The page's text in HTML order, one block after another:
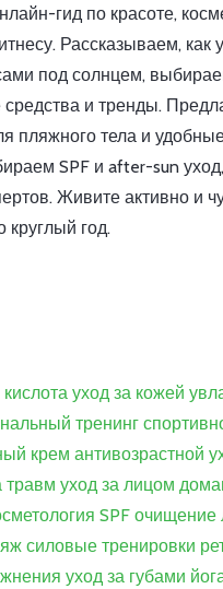
гид по красоте,
Рассказываем, как
под солнцем,
и тренды.
пляжного тела и
SPF и after-sun
Живите активно и
круглый год.
уход за кожей
тренинг
крем антивозрастной
травм уход за лицом
SPF очищение
силовые тренировки
уход за губами